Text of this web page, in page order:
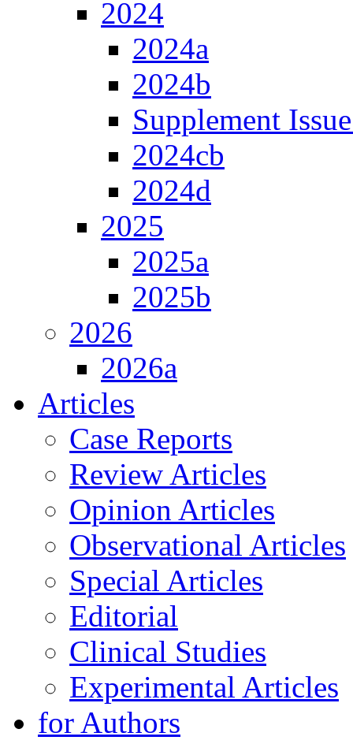
2024
2024a
2024b
Supplement
2024cb
2024d
2025
2025a
2025b
2026
2026a
Articles
Case Reports
Review Articles
Opinion Articles
Observational Articles
Special Articles
Editorial
Clinical Studies
Experimental Articles
for Authors